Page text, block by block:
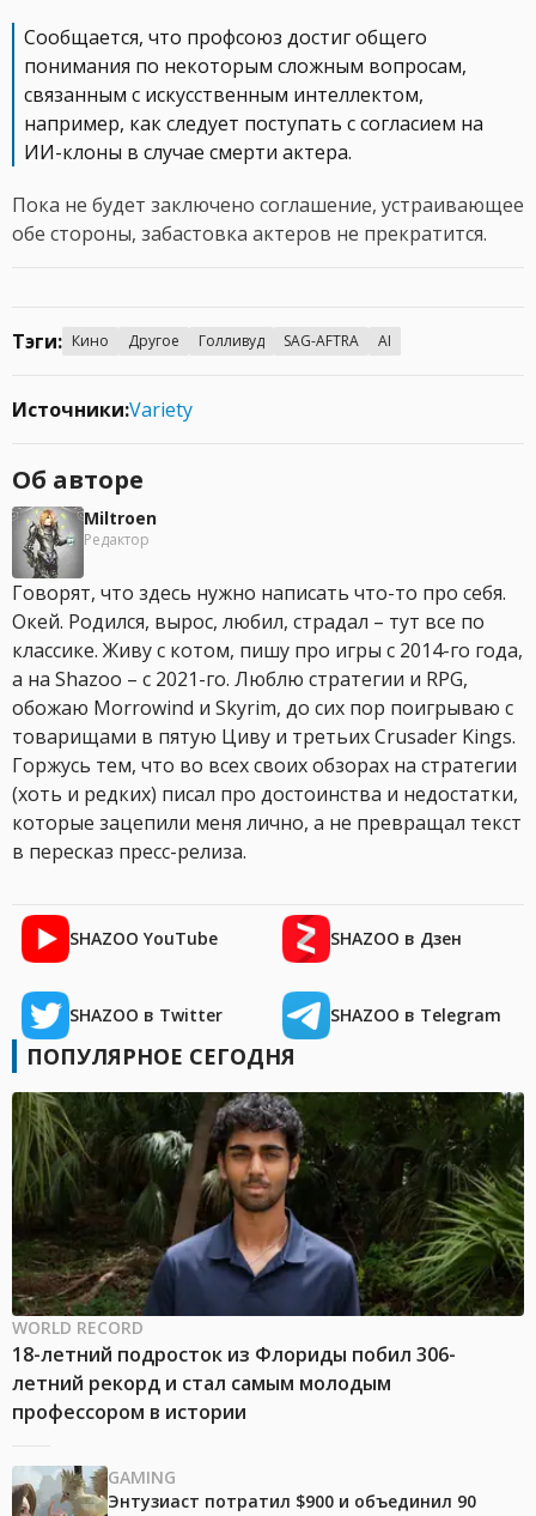
Сообщается, что профсоюз достиг общего
понимания по некоторым сложным вопросам,
связанным с искусственным интеллектом,
например, как следует поступать с согласием на
ИИ-клоны в случае смерти актера.
Пока не будет заключено соглашение, устраивающее
обе стороны, забастовка актеров не прекратится.
Тэги: Кино Другое Голливуд SAG-AFTRA AI
Источники:Variety
Об авторе
Miltroen
Редактор
Говорят, что здесь нужно написать что-то про себя.
Окей. Родился, вырос, любил, страдал – тут все по
классике. Живу с котом, пишу про игры с 2014-го года,
а на Shazoo – с 2021-го. Люблю стратегии и RPG,
обожаю Morrowind и Skyrim, до сих пор поигрываю с
товарищами в пятую Циву и третьих Crusader Kings.
Горжусь тем, что во всех своих обзорах на стратегии
(хоть и редких) писал про достоинства и недостатки,
которые зацепили меня лично, а не превращал текст
в пересказ пресс-релиза.
SHAZOO YouTube SHAZOO в Дзен
SHAZOO в Twitter SHAZOO в Telegram
ПОПУЛЯРНОЕ СЕГОДНЯ
WORLD RECORD
18-летний подросток из Флориды побил 306-
летний рекорд и стал самым молодым
профессором в истории
GAMING
Энтузиаст потратил $900 и объединил 90